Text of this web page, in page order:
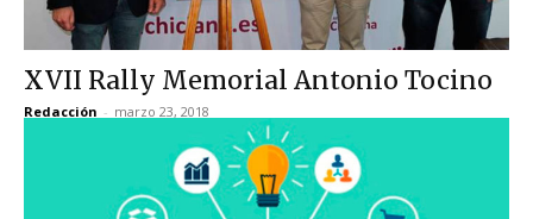
XVII Rally Memorial Antonio Tocino
Redacción - marzo 23, 2018